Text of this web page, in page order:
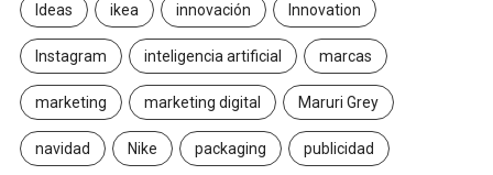
Ideas ikea innovación Innovation
Instagram inteligencia artificial marcas
marketing marketing digital Maruri Grey
navidad Nike packaging publicidad